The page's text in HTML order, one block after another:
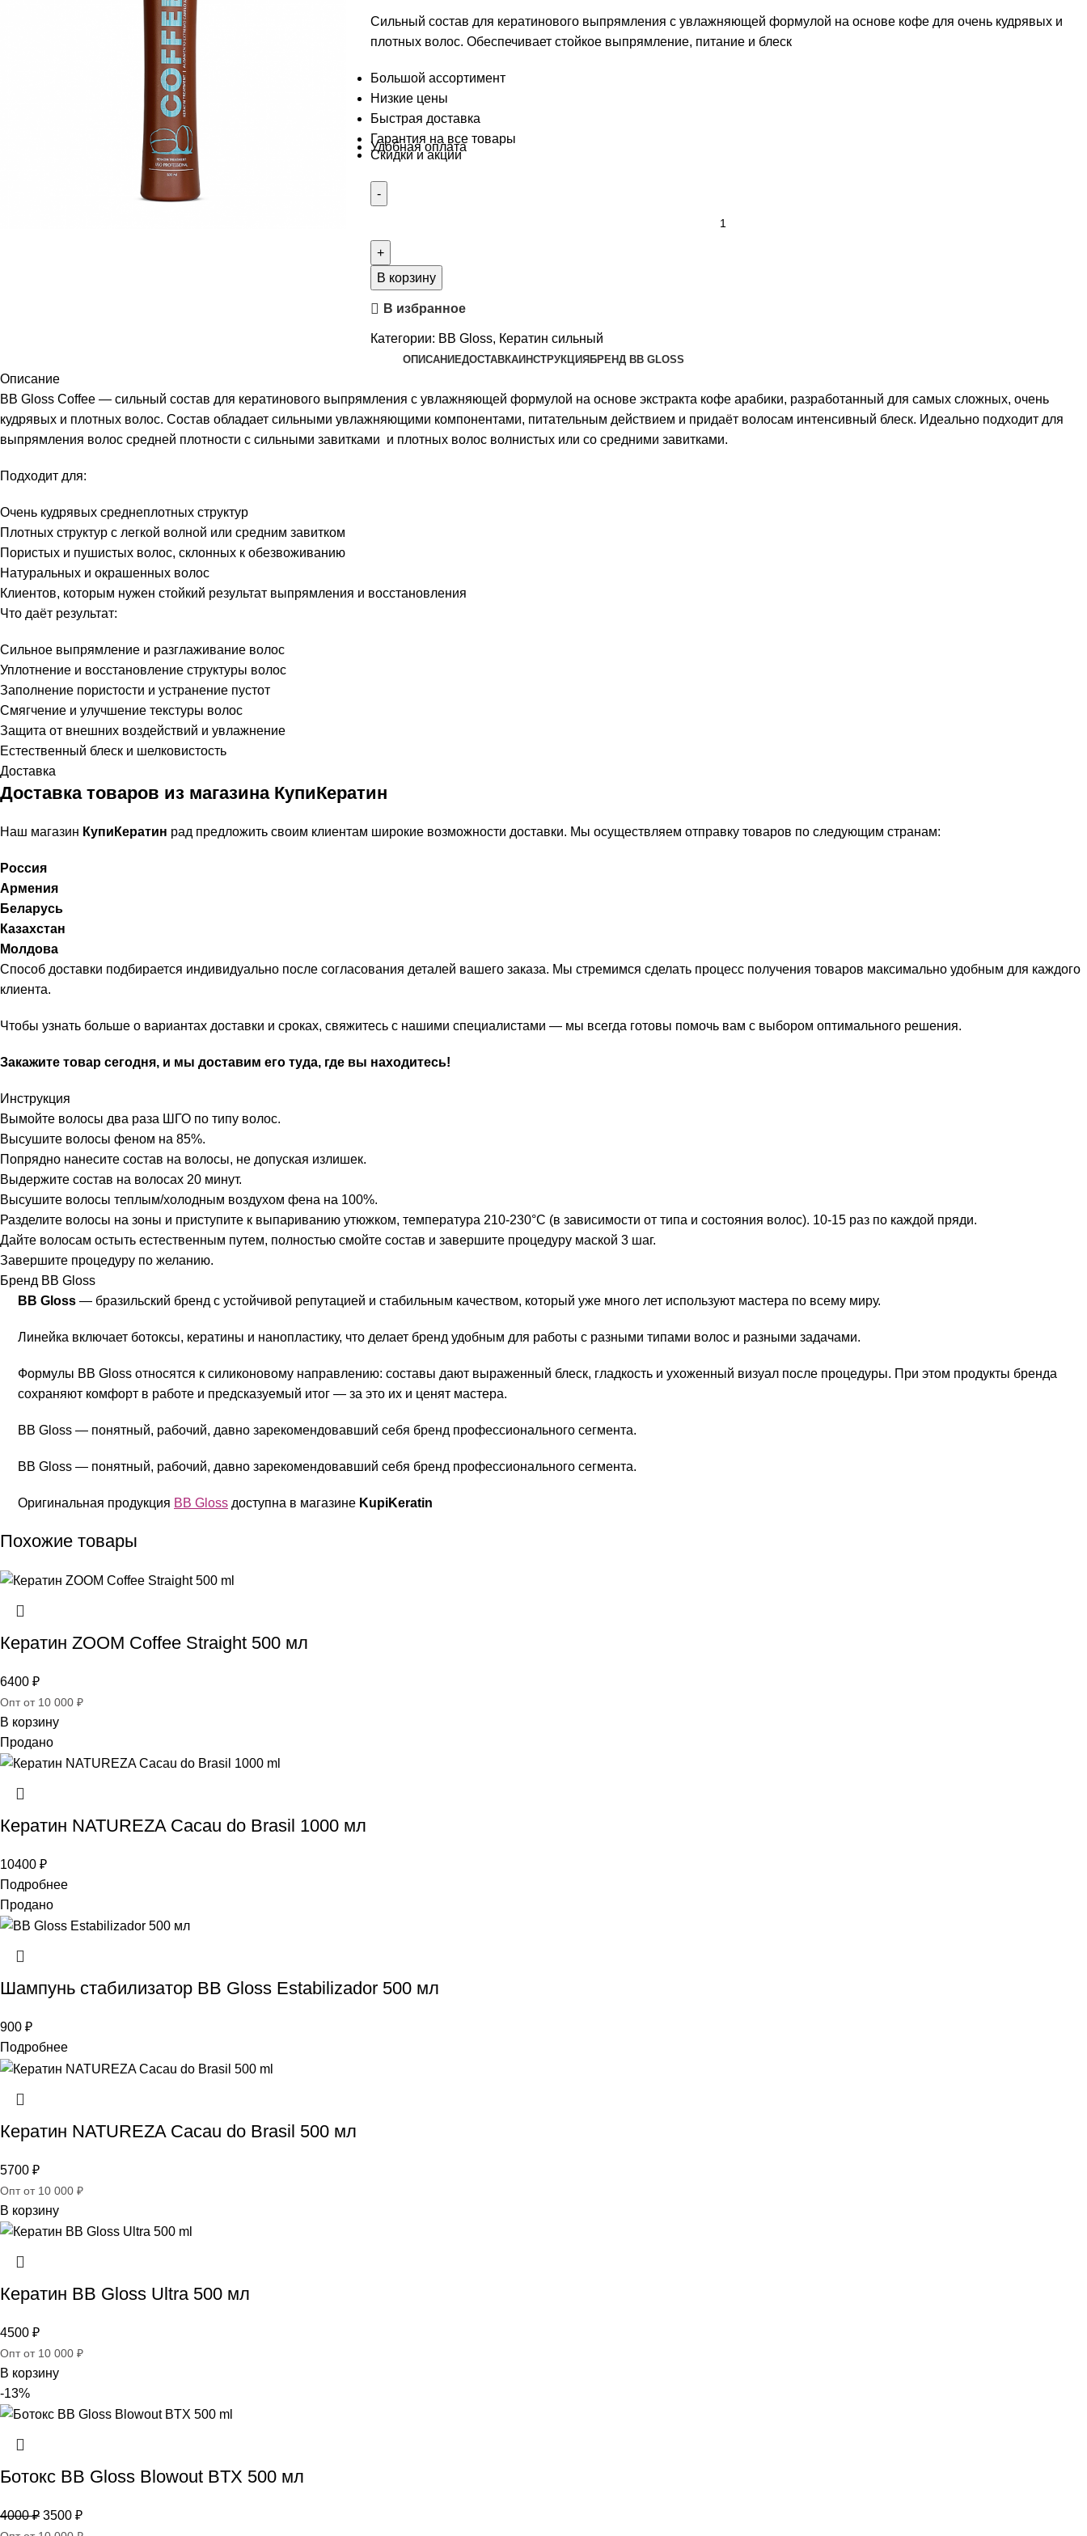
Сильный состав для кератинового выпрямления с увлажняющей формулой на основе кофе для очень кудрявых и
плотных волос. Обеспечивает стойкое выпрямление, питание и блеск
Большой ассортимент
Низкие цены
Быстрая доставка
Гарантия на все товары
Удобная оплата
Скидки и акции
В корзину
В избранное
Категории: BB Gloss, Кератин сильный
ОПИСАНИЕДОСТАВКАИНСТРУКЦИЯБРЕНД BB GLOSS
Описание
BB Gloss Coffee — сильный состав для кератинового выпрямления с увлажняющей формулой на основе экстракта кофе арабики, разработанный для самых сложных, очень
кудрявых и плотных волос. Состав обладает сильными увлажняющими компонентами, питательным действием и придаёт волосам интенсивный блеск. Идеально подходит для
выпрямления волос средней плотности с сильными завитками и плотных волос волнистых или со средними завитками.
Подходит для:
Очень кудрявых среднеплотных структур
Плотных структур с легкой волной или средним завитком
Пористых и пушистых волос, склонных к обезвоживанию
Натуральных и окрашенных волос
Клиентов, которым нужен стойкий результат выпрямления и восстановления
Что даёт результат:
Сильное выпрямление и разглаживание волос
Уплотнение и восстановление структуры волос
Заполнение пористости и устранение пустот
Смягчение и улучшение текстуры волос
Защита от внешних воздействий и увлажнение
Естественный блеск и шелковистость
Доставка
Доставка товаров из магазина КупиКератин
Наш магазин КупиКератин рад предложить своим клиентам широкие возможности доставки. Мы осуществляем отправку товаров по следующим странам:
Россия
Армения
Беларусь
Казахстан
Молдова
Способ доставки подбирается индивидуально после согласования деталей вашего заказа. Мы стремимся сделать процесс получения товаров максимально удобным для каждого
клиента.
Чтобы узнать больше о вариантах доставки и сроках, свяжитесь с нашими специалистами — мы всегда готовы помочь вам с выбором оптимального решения.
Закажите товар сегодня, и мы доставим его туда, где вы находитесь!
Инструкция
Вымойте волосы два раза ШГО по типу волос.
Высушите волосы феном на 85%.
Попрядно нанесите состав на волосы, не допуская излишек.
Выдержите состав на волосах 20 минут.
Высушите волосы теплым/холодным воздухом фена на 100%.
Разделите волосы на зоны и приступите к выпариванию утюжком, температура 210-230°С (в зависимости от типа и состояния волос). 10-15 раз по каждой пряди.
Дайте волосам остыть естественным путем, полностью смойте состав и завершите процедуру маской 3 шаг.
Завершите процедуру по желанию.
Бренд BB Gloss
BB Gloss — бразильский бренд с устойчивой репутацией и стабильным качеством, который уже много лет используют мастера по всему миру.
Линейка включает ботоксы, кератины и нанопластику, что делает бренд удобным для работы с разными типами волос и разными задачами.
Формулы BB Gloss относятся к силиконовому направлению: составы дают выраженный блеск, гладкость и ухоженный визуал после процедуры. При этом продукты бренда
сохраняют комфорт в работе и предсказуемый итог — за это их и ценят мастера.
BB Gloss — понятный, рабочий, давно зарекомендовавший себя бренд профессионального сегмента.
BB Gloss — понятный, рабочий, давно зарекомендовавший себя бренд профессионального сегмента.
Оригинальная продукция BB Gloss доступна в магазине KupiKeratin
Похожие товары
Кератин ZOOM Coffee Straight 500 мл
6400 ₽
Опт от 10 000 ₽
В корзину
Продано
Кератин NATUREZA Cacau do Brasil 1000 мл
10400 ₽
Подробнее
Продано
Шампунь стабилизатор BB Gloss Estabilizador 500 мл
900 ₽
Подробнее
Кератин NATUREZA Cacau do Brasil 500 мл
5700 ₽
Опт от 10 000 ₽
В корзину
Кератин BB Gloss Ultra 500 мл
4500 ₽
Опт от 10 000 ₽
В корзину
-13%
Ботокс BB Gloss Blowout BTX 500 мл
4000₽ 3500 ₽